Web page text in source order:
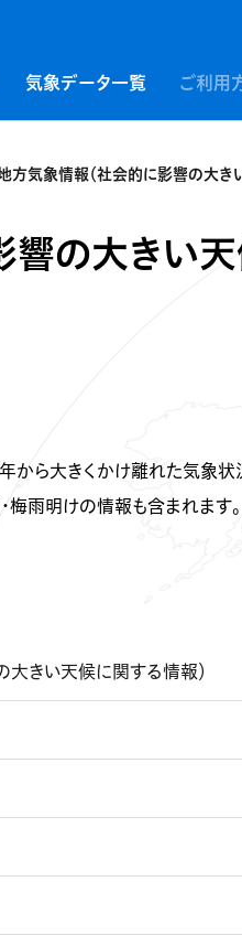
気象データ一覧 ご利用
方気象情報（社会的に影響の大き
の大きい天
から大きくかけ離れた気象
梅雨明けの情報も含まれます。
きい天候に関する情報）